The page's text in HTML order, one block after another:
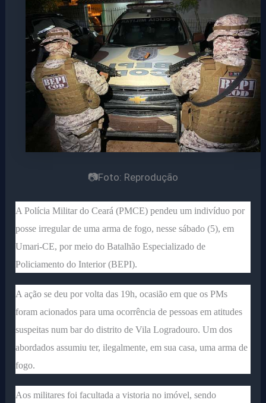
📷Foto: Reprodução
A Polícia Militar do Ceará (PMCE) pendeu um indivíduo por
posse irregular de uma arma de fogo, nesse sábado (5), em
Umari-CE, por meio do Batalhão Especializado de
Policiamento do Interior (BEPI).
A ação se deu por volta das 19h, ocasião em que os PMs
foram acionados para uma ocorrência de pessoas em atitudes
suspeitas num bar do distrito de Vila Logradouro. Um dos
abordados assumiu ter, ilegalmente, em sua casa, uma arma de
fogo.
Aos militares foi facultada a vistoria no imóvel, sendo